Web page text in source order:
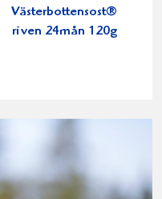
Västerbottensost®
riven 24mån 120g